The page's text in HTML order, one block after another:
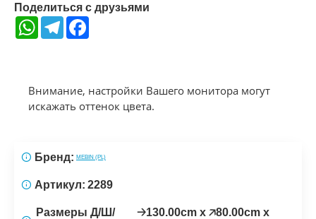
Поделиться с друзьями
WhatsAppTelegram
Внимание, настройки Вашего монитора могут
искажать оттенок цвета.
Бренд: MEBIN (PL)
Артикул: 2289
Размеры Д/Ш/
🡢130.00cm x 🡥80.00cm x